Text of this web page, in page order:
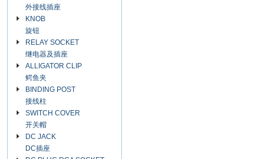
外接线插座
KNOB
旋钮
RELAY SOCKET
继电器及插座
ALLIGATOR CLIP
鳄鱼夹
BINDING POST
接线柱
SWITCH COVER
开关帽
DC JACK
DC插座